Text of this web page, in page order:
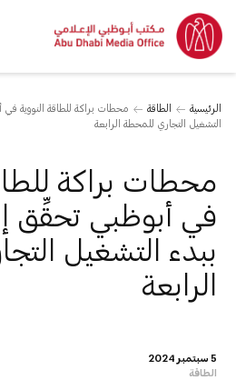
الرئيسية الطاقة
محطات براكة للطاقة النووية في
التشغيل التجاري للمحطة الرابعة
5 سبتمبر 2024
الطاقة
محطات براكة
في أبوظبي تحقِّق
ببدء التشغيل
الرابعة